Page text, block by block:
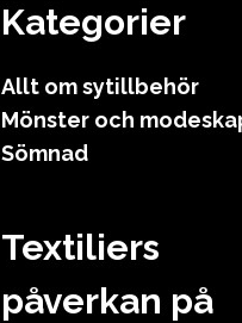
Kategorier
Allt om sytillbehör
Mönster och
Sömnad
Textiliers
påverkan på